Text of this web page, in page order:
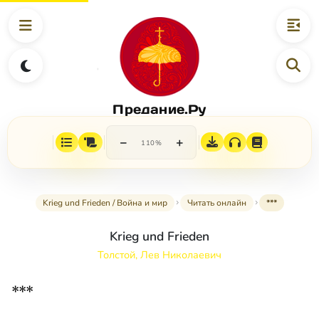
Предание.Ру
− 110% +
Krieg und Frieden / Война и мир Читать онлайн ***
Krieg und Frieden
Толстой, Лев Николаевич
***